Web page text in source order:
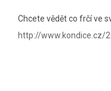
Chcete vědět co frčí ve